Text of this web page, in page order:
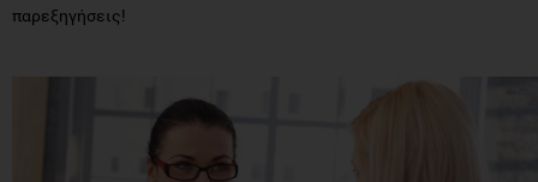
παρεξηγήσεις!